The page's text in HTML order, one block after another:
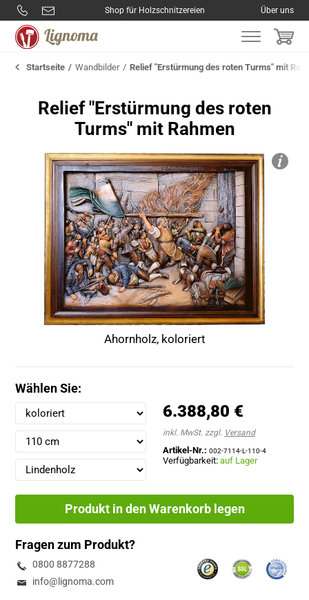
Shop für Holzschnitzereien Über uns
Startseite Wandbilder Relief "Erstürmung des roten Turms" mit
Ahornholz, koloriert
Relief "Erstürmung des roten
Turms" mit Rahmen
Wählen Sie:
6.388,80 €
inkl. MwSt. zzgl. Versand
Artikel-Nr.: 002-7114-L-110-4
Verfügbarkeit:auf Lager
Produkt in den Warenkorb legen
Fragen zum Produkt?
0800 8877288
info@lignoma.com